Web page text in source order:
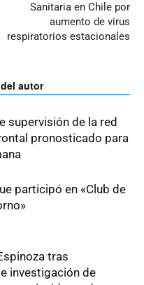
Sanitaria en Chile por
aumento de virus
respiratorios estacionales
autor
supervisión de la red
pronosticado para
participó en «Club de
tras
investigación de